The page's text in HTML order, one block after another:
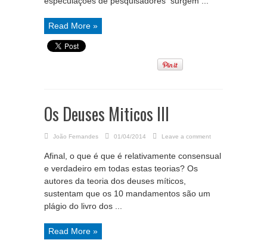
Read More »
Os Deuses Miticos III
João Fernandes 01/04/2014 Leave a comment
Afinal, o que é que é relativamente consensual
e verdadeiro em todas estas teorias? Os
autores da teoria dos deuses míticos,
sustentam que os 10 mandamentos são um
plágio do livro dos ...
Read More »